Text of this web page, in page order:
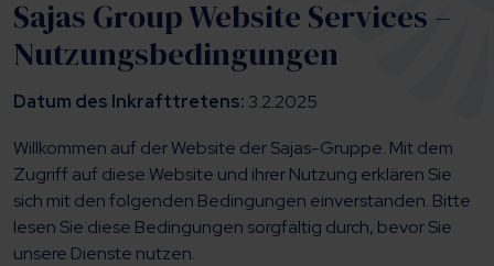
Sajas Group Website Services –
Nutzungsbedingungen
Datum des Inkrafttretens: 3.2.2025
Willkommen auf der Website der Sajas-Gruppe. Mit dem
Zugriff auf diese Website und ihrer Nutzung erklären Sie
sich mit den folgenden Bedingungen einverstanden. Bitte
lesen Sie diese Bedingungen sorgfältig durch, bevor Sie
unsere Dienste nutzen.